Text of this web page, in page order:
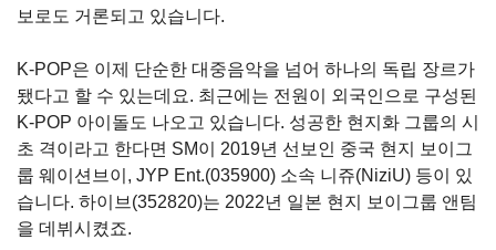
보로도 거론되고 있습니다.
K-POP은 이제 단순한 대중음악을 넘어 하나의 독립 장르가
됐다고 할 수 있는데요. 최근에는 전원이 외국인으로 구성된
K-POP 아이돌도 나오고 있습니다. 성공한 현지화 그룹의 시
초 격이라고 한다면 SM이 2019년 선보인 중국 현지 보이그
룹 웨이션브이 , JYP Ent.(035900) 소속 니쥬(NiziU) 등이 있
습니다. 하이브(352820)는 2022년 일본 현지 보이그룹 앤팀
을 데뷔시켰죠.